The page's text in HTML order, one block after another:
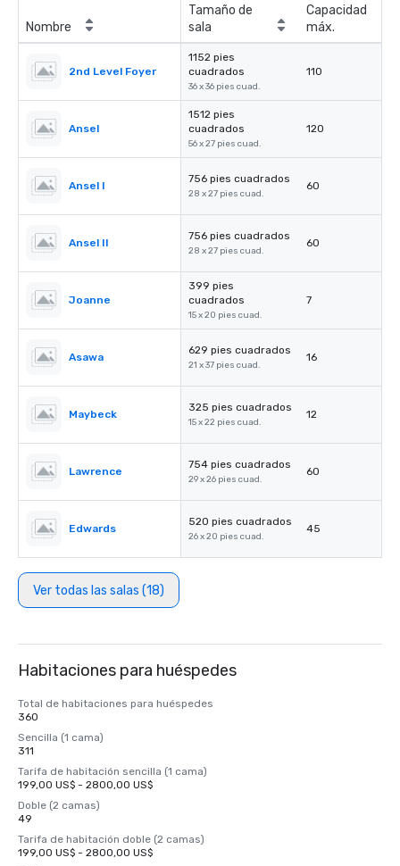
Nombre
Tamaño de
sala
Capacidad
máx.
2nd Level Foyer
1152 pies
cuadrados
36 x 36 pies cuad.
110
Ansel
1512 pies
cuadrados
56 x 27 pies cuad.
120
Ansel I
756 pies cuadrados
28 x 27 pies cuad.
60
Ansel II
756 pies cuadrados
28 x 27 pies cuad.
60
Joanne
399 pies
cuadrados
15 x 20 pies cuad.
7
Asawa
629 pies cuadrados
21 x 37 pies cuad.
16
Maybeck
325 pies cuadrados
15 x 22 pies cuad.
12
Lawrence
754 pies cuadrados
29 x 26 pies cuad.
60
Edwards
520 pies cuadrados
26 x 20 pies cuad.
45
Ver todas las salas (18)
Habitaciones para huéspedes
Total de habitaciones para huéspedes
360
Sencilla (1 cama)
311
Tarifa de habitación sencilla (1 cama)
199,00 US$ - 2800,00 US$
Doble (2 camas)
49
Tarifa de habitación doble (2 camas)
199,00 US$ - 2800,00 US$